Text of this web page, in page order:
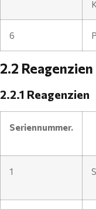
6
2.2 Reagenzien
2.2.1 Reagenzien
Seriennummer.
1